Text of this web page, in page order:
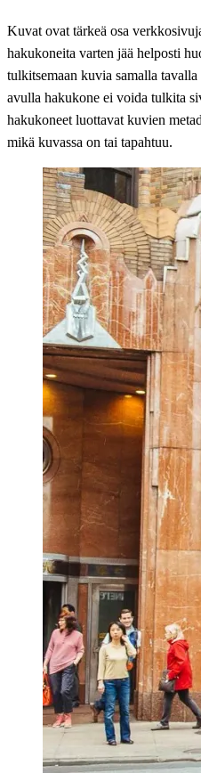
Kuvat ovat tärkeä osa
hakukoneita varten jää helposti
tulkitsemaan kuvia samalla
avulla hakukone ei voida tulkita
hakukoneet luottavat kuvien
mikä kuvassa on tai tapahtuu.